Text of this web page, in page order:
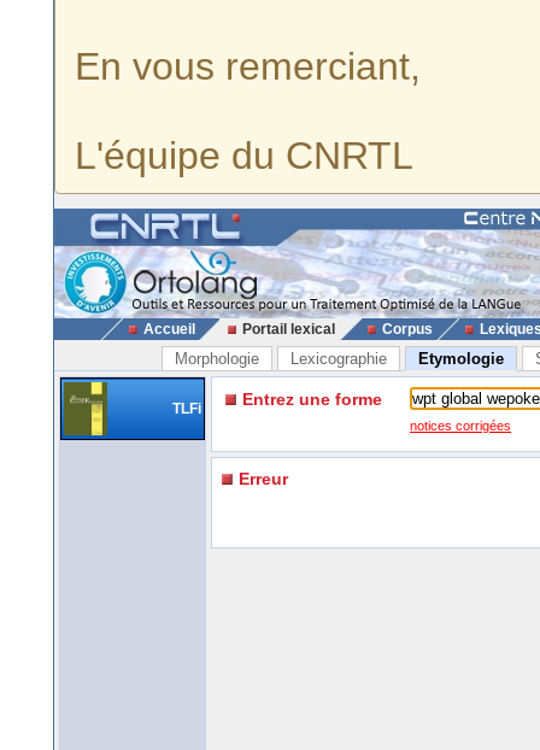
En vous remerciant,
L'équipe du CNRTL
Accueil Portail lexical Corpus
Morphologie Lexicographie Etymologie
TLFi Entrez une forme
notices corrigées
Erreur